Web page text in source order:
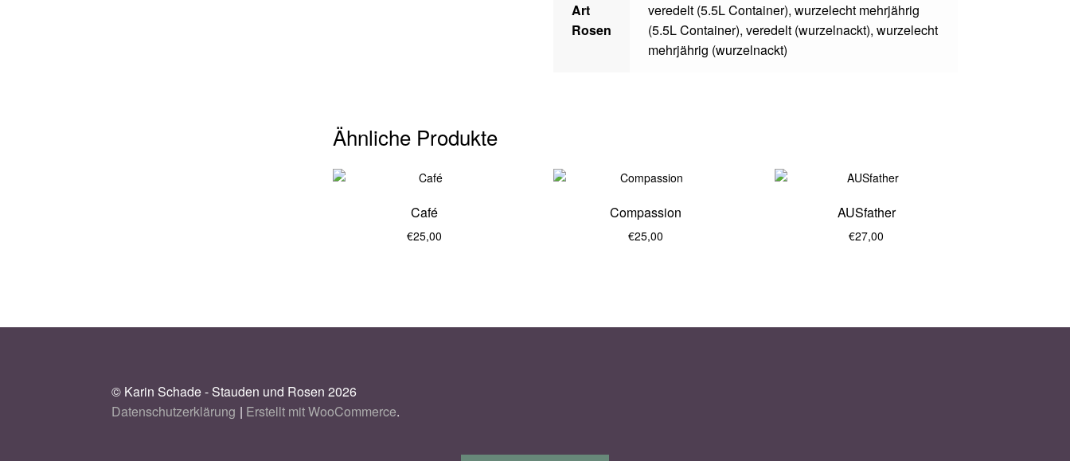
Art
Rosen
veredelt (5.5L Container), wurzelecht mehrjährig
(5.5L Container), veredelt (wurzelnackt), wurzelecht
mehrjährig (wurzelnackt)
Ähnliche Produkte
Café
€25,00
Compassion
€25,00
AUSfather
€27,00
© Karin Schade - Stauden und Rosen 2026
Datenschutzerklärung
Erstellt mit WooCommerce.